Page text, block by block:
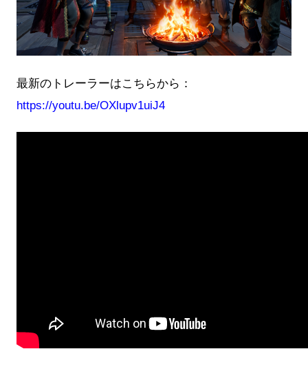
最新のトレーラーはこちらから：
https://youtu.be/OXlupv1uiJ4